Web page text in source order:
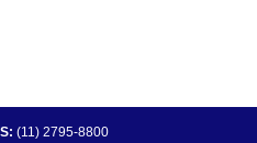
(11) 2795-8800